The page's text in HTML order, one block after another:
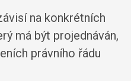
na konkrétních
má být projednáván,
právního řádu